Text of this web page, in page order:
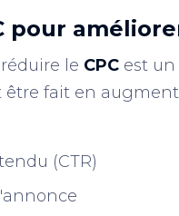
pour
le CPC est un
être fait en
(CTR)